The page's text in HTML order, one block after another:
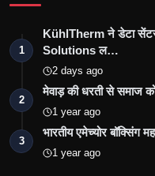
1
KühlTherm ने डेटा
Solutions ल…
2 days ago
2
मेवाड़ की धरती से समाज
1 year ago
3
भारतीय एमेच्योर
1 year ago